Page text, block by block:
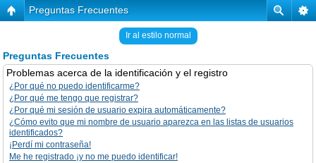
Preguntas Frecuentes
Ir al estilo normal
Preguntas Frecuentes
Problemas acerca de la identificación y el registro
¿Por qué no puedo identificarme?
¿Por qué me tengo que registrar?
¿Por qué mi sesión de usuario expira automáticamente?
¿Cómo evito que mi nombre de usuario aparezca en las listas de usuarios
identificados?
¡Perdí mi contraseña!
Me he registrado ¡y no me puedo identificar!